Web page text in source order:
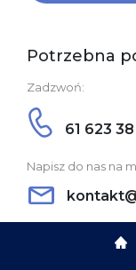
Potrzebna
Zadzwoń:
61 623
Napisz do nas na